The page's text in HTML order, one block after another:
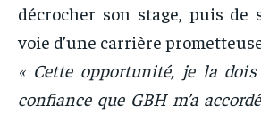
décrocher son stage, puis de
voie d’une carrière
« Cette opportunité, je la
confiance que GBH m’a